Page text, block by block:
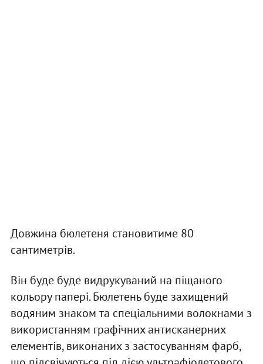
Довжина бюлетеня становитиме 80
сантиметрів.
Він буде буде видрукуваний на піщаного
кольору папері. Бюлетень буде захищений
водяним знаком та спеціальними волокнами з
використанням графічних антисканерних
елементів, виконаних з застосуванням фарб,